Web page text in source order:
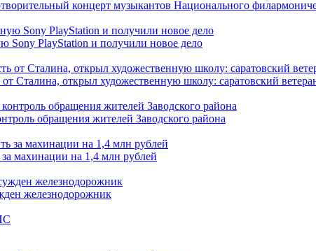
концерт музыкантов Национального
Sony PlayStation и получили новое дело
Сталина, открыл художественную школу: саратовский
обращения жителей Заводского района
махинации на 1,4 млн рублей
железнодорожник